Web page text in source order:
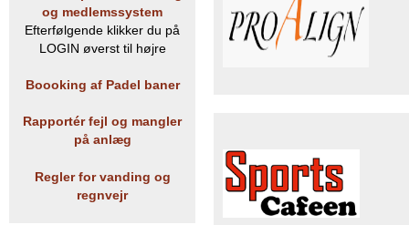
og medlemssystem
Efterfølgende klikker du på
LOGIN øverst til højre
Boooking af Padel baner
Rapportér fejl og mangler
på anlæg
Regler for vanding og
regnvejr